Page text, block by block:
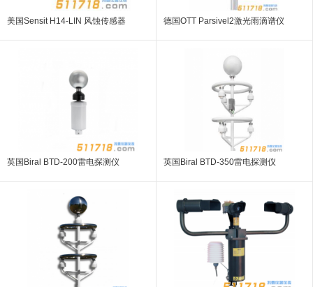
美国Sensit H14-LIN 风蚀传感器 德国OTT Parsivel2激光雨滴谱仪
英国Biral BTD-200雷电探测仪 英国Biral BTD-350雷电探测仪